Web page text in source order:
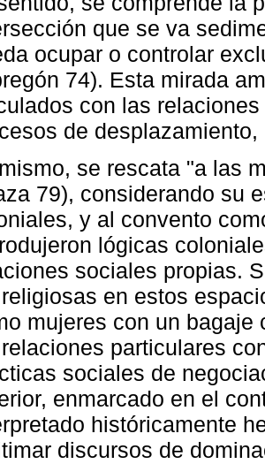
que se va
ocupar o controlar
74). Esta mirada
con las
de
se rescata "a las
79), considerando su
y al convento
lógicas
sociales propias.
en estos
mujeres con un
particulares
sociales de
enmarcado en el
históricamente
discursos de